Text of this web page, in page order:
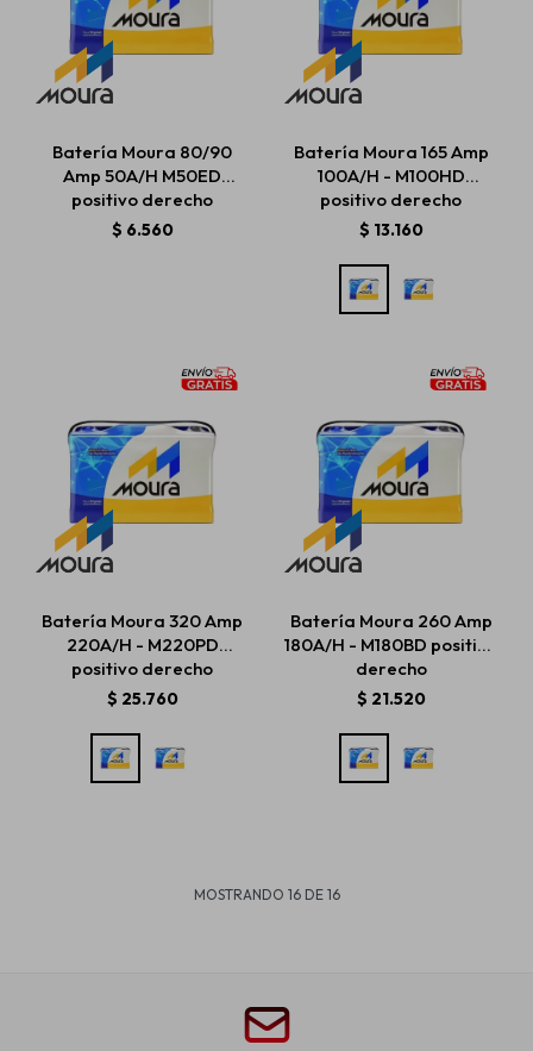
Batería Moura 80/90
Amp 50A/H M50ED
positivo derecho
$ 6.560
Batería Moura 165 Amp
100A/H - M100HD
positivo derecho
$ 13.160
Batería Moura 320 Amp
220A/H - M220PD
positivo derecho
$ 25.760
Batería Moura 260 Amp
180A/H - M180BD positivo
derecho
$ 21.520
MOSTRANDO 16DE 16